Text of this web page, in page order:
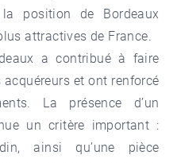
position de Bordeaux
attractives de France.
a contribué à faire
et ont renforcé
La présence d’un
un critère important :
ainsi qu’une pièce